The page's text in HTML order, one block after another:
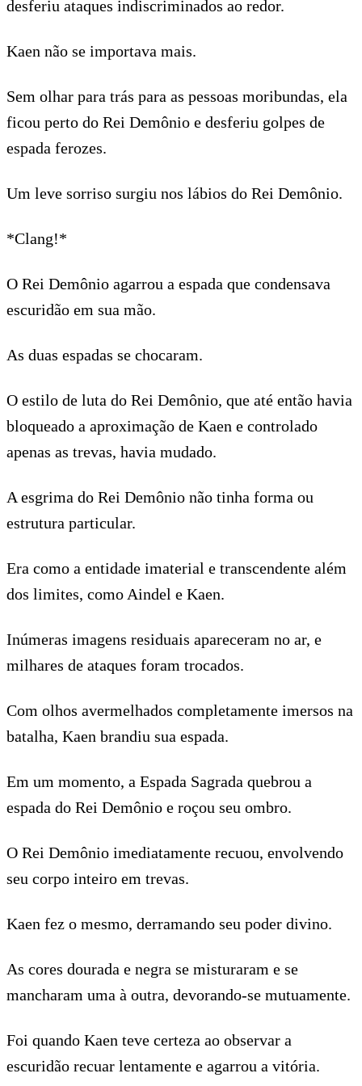
desferiu ataques indiscriminados ao redor.
Kaen não se importava mais.
Sem olhar para trás para as pessoas moribundas, ela
ficou perto do Rei Demônio e desferiu golpes de
espada ferozes.
Um leve sorriso surgiu nos lábios do Rei Demônio.
*Clang!*
O Rei Demônio agarrou a espada que condensava
escuridão em sua mão.
As duas espadas se chocaram.
O estilo de luta do Rei Demônio, que até então havia
bloqueado a aproximação de Kaen e controlado
apenas as trevas, havia mudado.
A esgrima do Rei Demônio não tinha forma ou
estrutura particular.
Era como a entidade imaterial e transcendente além
dos limites, como Aindel e Kaen.
Inúmeras imagens residuais apareceram no ar, e
milhares de ataques foram trocados.
Com olhos avermelhados completamente imersos na
batalha, Kaen brandiu sua espada.
Em um momento, a Espada Sagrada quebrou a
espada do Rei Demônio e roçou seu ombro.
O Rei Demônio imediatamente recuou, envolvendo
seu corpo inteiro em trevas.
Kaen fez o mesmo, derramando seu poder divino.
As cores dourada e negra se misturaram e se
mancharam uma à outra, devorando-se mutuamente.
Foi quando Kaen teve certeza ao observar a
escuridão recuar lentamente e agarrou a vitória.